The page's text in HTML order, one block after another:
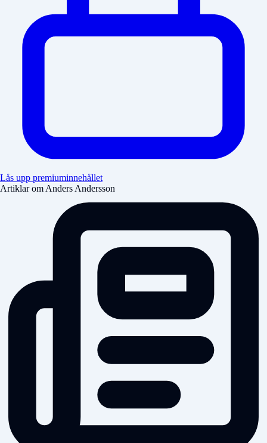
Lås upp premiuminnehållet
Artiklar om Anders Andersson